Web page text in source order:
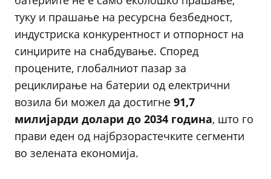
туку и прашање на ресурсна безбедност,
индустриска конкурентност и отпорност на
синџирите на снабдување. Според
процените, глобалниот пазар за
рециклирање на батерии од електрични
возила би можел да достигне 91,7
милијарди долари до 2034 година, што го
прави еден од најбрзорастечките сегменти
во зелената економија.